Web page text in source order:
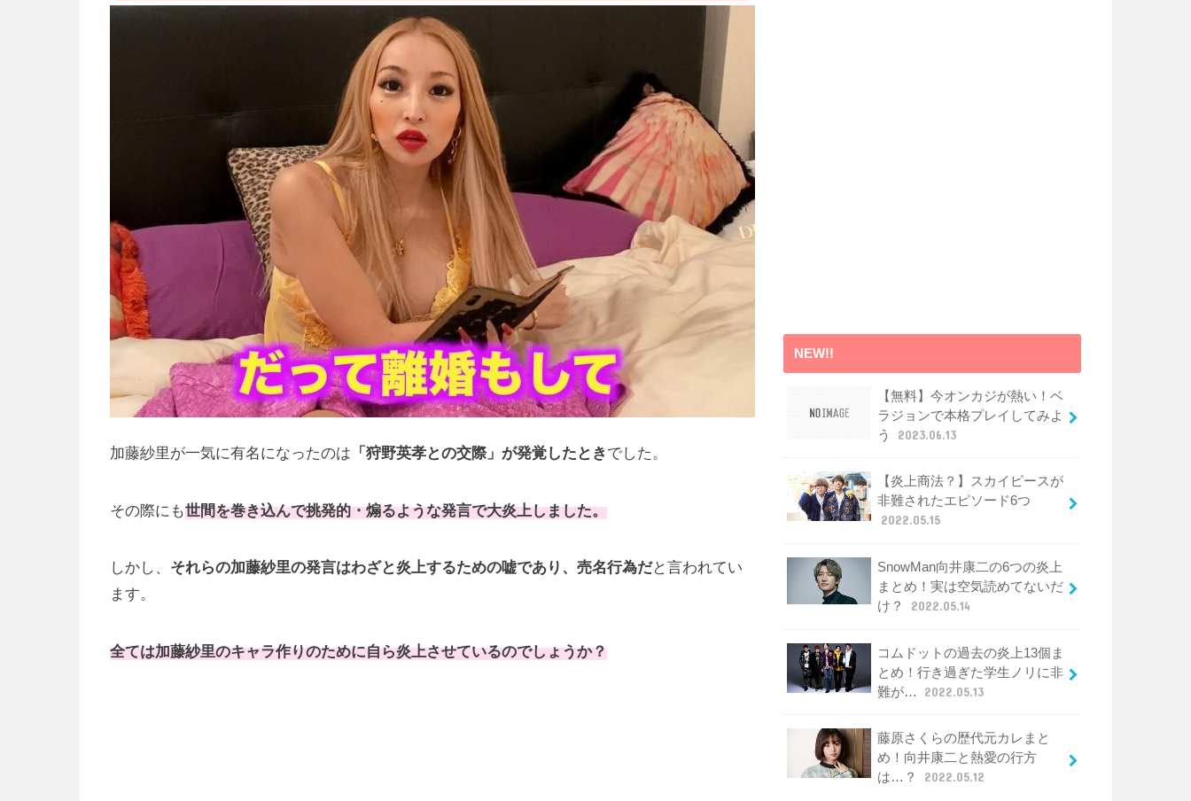
加藤紗里が一気に有名になったのは 「狩野英孝との交際」が発覚したとき でした。
その際にも世間を巻き込んで挑発的・煽るような発言で大炎上しました。
しかし、 それらの加藤紗里の発言はわざと炎上するための嘘であり、売名行為だと言われてい
ます。
全ては加藤紗里のキャラ作りのために自ら炎上させているのでしょうか？
NEW!!
【無料】今オンカジが熱い！ベ
ラジョンで本格プレイしてみよ
う
2023.06.13
【炎上商法？】スカイピースが
非難されたエピソード6つ
2022.05.15
SnowMan向井康二の6つの炎上
まとめ！実は空気読めてないだ
け？
2022.05.14
コムドットの過去の炎上13個ま
とめ！行き過ぎた学生ノリに非
難が…
2022.05.13
藤原さくらの歴代元カレまと
め！向井康二と熱愛の行方
は…？
2022.05.12